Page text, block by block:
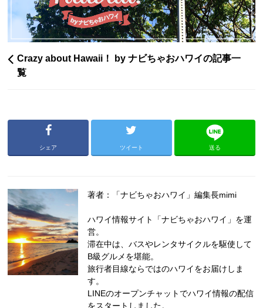
Crazy about Hawaii！ by ナビちゃおハワイの記事一
覧
シェア ツイート 送る
著者：「ナビちゃおハワイ」編集長mimi
ハワイ情報サイト「ナビちゃおハワイ」を運
営。
滞在中は、バスやレンタサイクルを駆使して
B級グルメを堪能。
旅行者目線ならではのハワイをお届けしま
す。
LINEのオープンチャットでハワイ情報の配信
をスタートしました。